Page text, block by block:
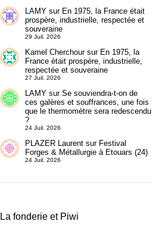
LAMYsur En 1975, la France était
prospère, industrielle, respectée et
souveraine
29 Juil. 2026
Kamel Cherchoursur En 1975, la
France était prospère, industrielle,
respectée et souveraine
27 Juil. 2026
LAMYsur Se souviendra-t-on de
ces galères et souffrances, une fois
que le thermomètre sera redescendu
?
24 Juil. 2026
PLAZER Laurentsur Festival
Forges & Métallurgie à Etouars (24)
24 Juil. 2026
La fonderie et Piwi